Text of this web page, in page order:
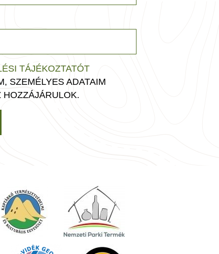
TÁJÉKOZTATÓT
SZEMÉLYES ADATAIM
HOZZÁJÁRULOK.